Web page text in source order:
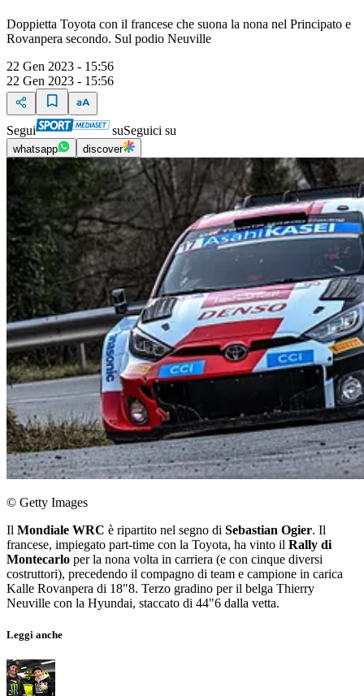
Doppietta Toyota con il francese che suona la nona nel Principato e
Rovanpera secondo. Sul podio Neuville
22 Gen 2023 - 15:56
22 Gen 2023 - 15:56
Segui suSeguici su
whatsapp discover
© Getty Images
Il Mondiale WRC è ripartito nel segno di Sebastian Ogier. Il
francese, impiegato part-time con la Toyota, ha vinto il Rally di
Montecarlo per la nona volta in carriera (e con cinque diversi
costruttori), precedendo il compagno di team e campione in carica
Kalle Rovanpera di 18"8. Terzo gradino per il belga Thierry
Neuville con la Hyundai, staccato di 44"6 dalla vetta.
Leggi anche